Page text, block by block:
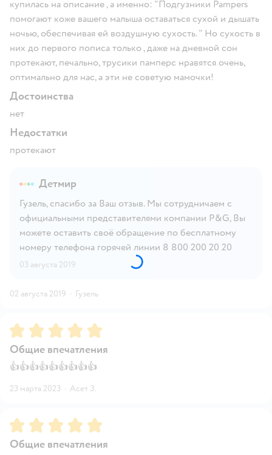
купилась на описание , а именно: "Подгузники Pampers
помогают коже вашего малыша оставаться сухой и дышать
ночью, обеспечивая ей воздушную сухость. " Но сухость в
них до первого пописа только , даже на дневной сон
протекают, печально, трусики памперс нравятся очень,
оптимально для нас, а эти не советую мамочки!
Достоинства
нет
Недостатки
протекают
Детмир
Гузель, спасибо за Ваш отзыв. Мы сотрудничаем с
официальными представителями компании P&G, Вы
можете оставить своё обращение по бесплатному
номеру телефона горячей линии 8 800 200 20 20
03 августа 2019
02 августа 2019 · Гузель
Рейтинг:5
Общие впечатления
👍👍👍👍👍👍👍👍👍
23 марта 2023 · Асет З.
Рейтинг:5
Общие впечатления